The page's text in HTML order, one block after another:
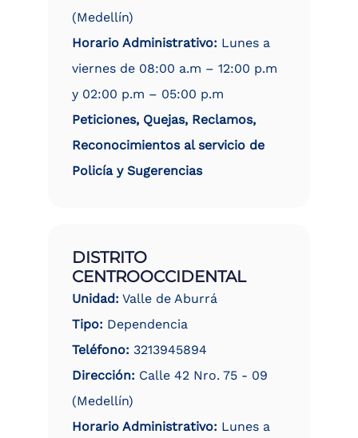
(Medellín)
Horario Administrativo: Lunes a
viernes de 08:00 a.m – 12:00 p.m
y 02:00 p.m – 05:00 p.m
Peticiones, Quejas, Reclamos,
Reconocimientos al servicio de
Policía y Sugerencias
DISTRITO
CENTROOCCIDENTAL
Unidad: Valle de Aburrá
Tipo: Dependencia
Teléfono: 3213945894
Dirección: Calle 42 Nro. 75 - 09
(Medellín)
Horario Administrativo: Lunes a